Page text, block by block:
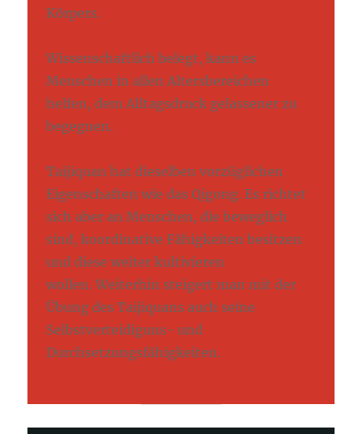
Körpers.
Wissenschaftlich belegt, kann es
Menschen in allen Altersbereichen
helfen, dem Alltagsdruck gelassener zu
begegnen.
Taijiquan hat dieselben vorzüglichen
Eigenschaften wie das Qigong. Es richtet
sich aber an Menschen, die beweglich
sind, koordinative Fähigkeiten besitzen
und diese weiter kultivieren
wollen. Weiterhin steigert man mit der
Übung des Taijiquans auch seine
Selbstverteidiguns- und
Durchsetzungsfähigkeiten.